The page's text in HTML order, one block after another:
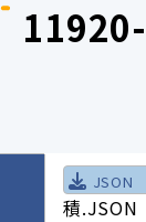
JSON
積.JSON